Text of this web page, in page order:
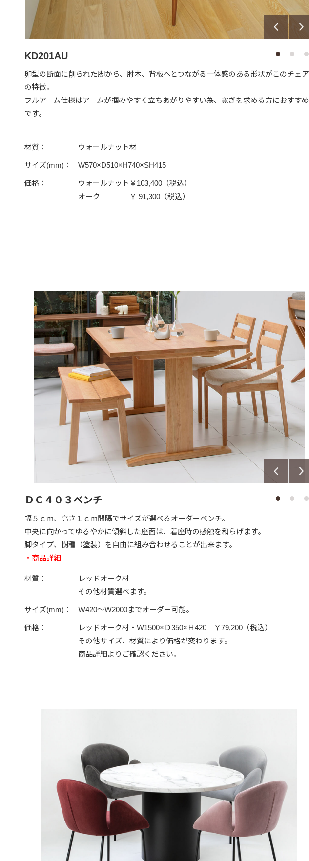
KD201AU
卵型の断面に削られた脚から、肘木、背板へとつながる一体感のある形状がこのチェア
の特徴。
フルアーム仕様はアームが掴みやすく立ちあがりやすい為、寛ぎを求める方におすすめ
です。
材質： ウォールナット材
サイズ(mm)： W570×D510×H740×SH415
価格：
ウォールナット￥103,400（税込）
オーク ￥ 91,300（税込）
ＤＣ４０３ベンチ
幅５ｃｍ、高さ１ｃｍ間隔でサイズが選べるオーダーベンチ。
中央に向かってゆるやかに傾斜した座面は、着座時の感触を和らげます。
脚タイプ、樹種（塗装）を自由に組み合わせることが出来ます。
・商品詳細
材質：
レッドオーク材
その他材質選べます。
サイズ(mm)： Ｗ420～Ｗ2000までオーダー可能。
価格：
レッドオーク材・Ｗ1500×Ｄ350×Ｈ420 ￥79,200（税込）
その他サイズ、材質により価格が変わります。
商品詳細よりご確認ください。